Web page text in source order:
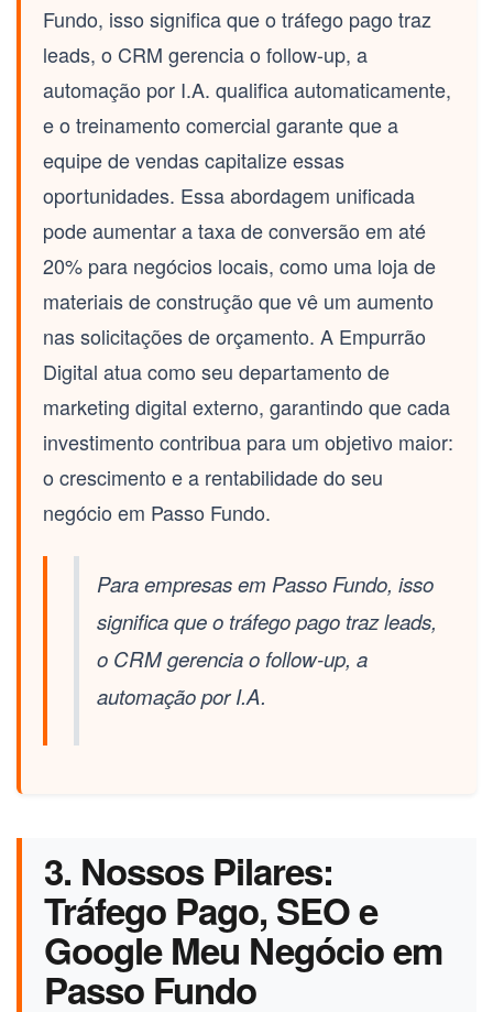
Fundo, isso significa que o tráfego pago traz
leads, o CRM gerencia o follow-up, a
automação por I.A. qualifica automaticamente,
e o treinamento comercial garante que a
equipe de vendas capitalize essas
oportunidades. Essa abordagem unificada
pode aumentar a taxa de conversão em até
20% para negócios locais, como uma loja de
materiais de construção que vê um aumento
nas solicitações de orçamento. A Empurrão
Digital atua como seu departamento de
marketing digital externo, garantindo que cada
investimento contribua para um objetivo maior:
o crescimento e a rentabilidade do seu
negócio em Passo Fundo.
Para empresas em Passo Fundo, isso
significa que o tráfego pago traz leads,
o CRM gerencia o follow-up, a
automação por I.A.
3. Nossos Pilares:
Tráfego Pago, SEO e
Google Meu Negócio em
Passo Fundo